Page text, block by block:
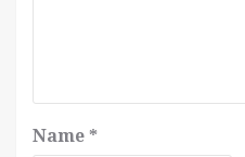
Name *